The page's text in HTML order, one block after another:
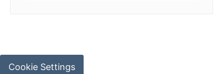
Cookie Settings